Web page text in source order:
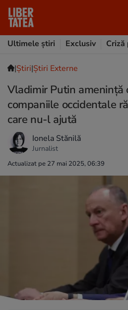
Ultimele știri
Exclusiv
|Ştiri|Știri Externe
Vladimir Putin amenință
companiile occidentale
care nu-l ajută
Ionela Stănilă
Jurnalist
Actualizat pe 27 mai 2025, 06:39